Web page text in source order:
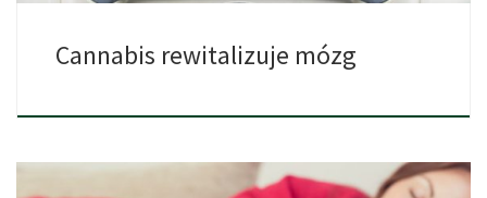
Cannabis rewitalizuje mózg